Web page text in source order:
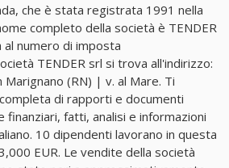
che è stata registrata 1991 nella
completo della società è TENDER
numero di imposta
TENDER srl si trova all'indirizzo:
Marignano (RN) | v. al Mare. Ti
di rapporti e documenti
finanziari, fatti, analisi e informazioni
10 dipendenti lavorano in questa
EUR. Le vendite della società